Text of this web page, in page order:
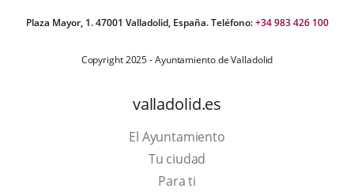
Plaza Mayor, 1. 47001 Valladolid, España. Teléfono:+34 983 426 100
Copyright 2025 - Ayuntamiento de Valladolid
valladolid.es
El Ayuntamiento
Tu ciudad
Para ti